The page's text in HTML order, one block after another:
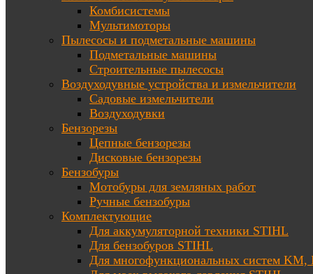
Комбисистемы
Мультимоторы
Пылесосы и подметальные машины
Подметальные машины
Строительные пылесосы
Воздуходувные устройства и измельчители
Садовые измельчители
Воздуходувки
Бензорезы
Цепные бензорезы
Дисковые бензорезы
Бензобуры
Мотобуры для земляных работ
Ручные бензобуры
Комплектующие
Для аккумуляторной техники STIHL
Для бензобуров STIHL
Для многофункциональных систем KM,